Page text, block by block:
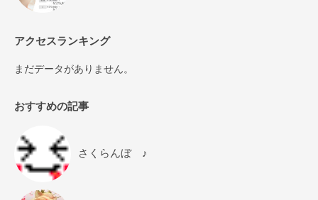
アクセスランキング
まだデータがありません。
おすすめの記事
さくらんぼ ♪